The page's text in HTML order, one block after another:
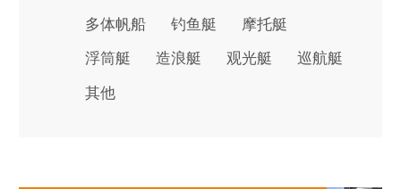
多体帆船 钓鱼艇 摩托艇
浮筒艇 造浪艇 观光艇 巡航艇
其他